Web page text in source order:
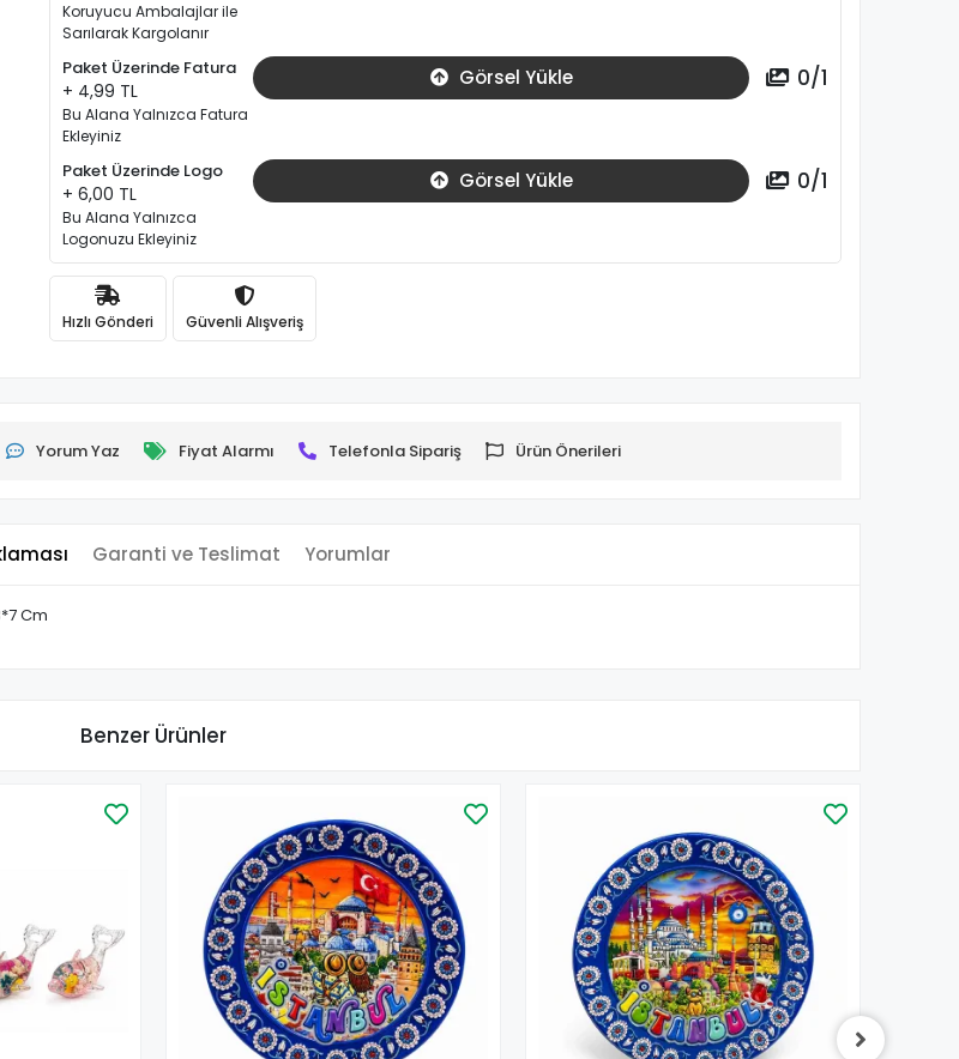
Koruyucu Ambalajlar ile
Sarılarak Kargolanır
Paket Üzerinde Fatura
+ 4,99 TL
Bu Alana Yalnızca Fatura
Ekleyiniz
Görsel Yükle 0/1
Paket Üzerinde Logo
+ 6,00 TL
Bu Alana Yalnızca
Logonuzu Ekleyiniz
Görsel Yükle 0/1
Hızlı Gönderi Güvenli Alışveriş
Yorum Yaz Fiyat Alarmı Telefonla Sipariş Ürün Önerileri
Garanti ve Teslimat Yorumlar
Cm
Benzer Ürünler